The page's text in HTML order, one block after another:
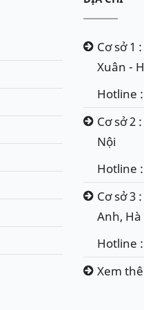
Cơ sở 1
Xuân -
Hotline
Cơ sở 2
Nội
Hotline :
Cơ sở 3
Anh, Hà
Hotline :
Xem